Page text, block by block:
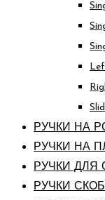
РУЧКИ НА
РУЧКИ НА
РУЧКИ ДЛЯ
РУЧКИ